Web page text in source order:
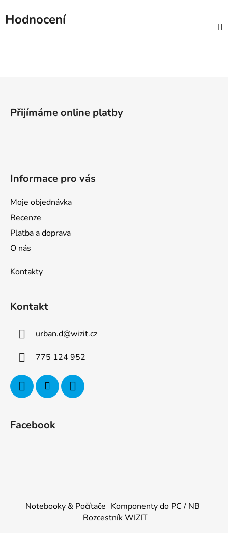
Hodnocení
Přijímáme online platby
Informace pro vás
Moje objednávka
Recenze
Platba a doprava
O nás
Kontakty
Kontakt
urban.d@wizit.cz
775 124 952
Facebook
Notebooky & Počítače Komponenty do PC / NB
Rozcestník WIZIT